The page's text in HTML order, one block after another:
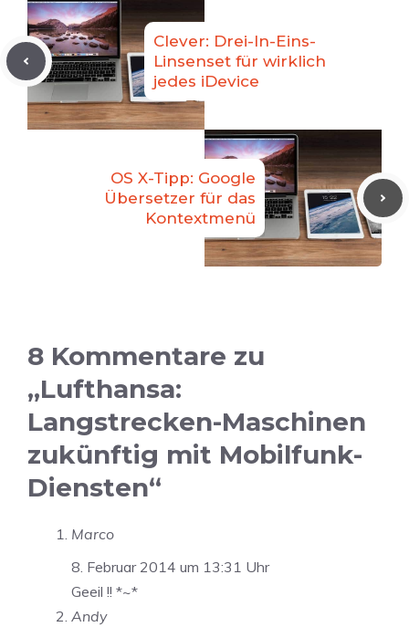
Clever: Drei-In-Eins-
Linsenset für wirklich
jedes iDevice
OS X-Tipp: Google
Übersetzer für das
Kontextmenü
8 Kommentare zu
„Lufthansa:
Langstrecken-Maschinen
zukünftig mit Mobilfunk-
Diensten“
Marco
8. Februar 2014 um 13:31 Uhr
Geeil !! *~*
Andy